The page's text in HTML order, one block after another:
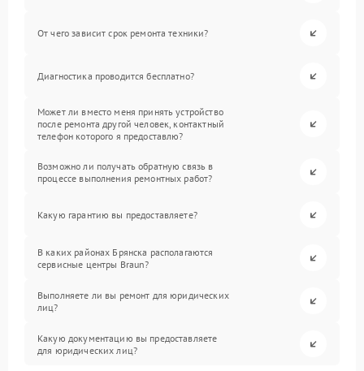
От чего зависит срок ремонта техники?
Диагностика проводится бесплатно?
Может ли вместо меня принять устройство
после ремонта другой человек, контактный
телефон которого я предоставлю?
Возможно ли получать обратную связь в
процессе выполнения ремонтных работ?
Какую гарантию вы предоставляете?
В каких районах Брянска располагаются
сервисные центры Braun?
Выполняете ли вы ремонт для юридических
лиц?
Какую документацию вы предоставляете
для юридических лиц?